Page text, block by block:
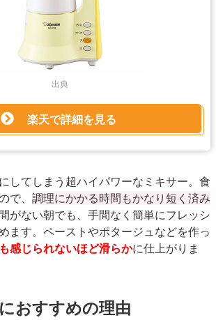
出典
楽天で詳細を見る
してしまう超ハイパワーなミキサー。食
で、 調理にかかる時間もかなり短く済み
がない朝でも、手間なく簡単にフレッシ
ます。ペーストやポタージュなどを作っ
感じられないほど滑らかに仕上がりま
おすすめの理由